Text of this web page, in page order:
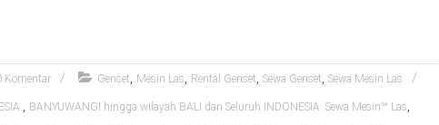
Komentar Genset, Mesin Las, Rental Genset, Sewa Genset, Sewa Mesin Las
, BANYUWANGI hingga wilayah BALI dan Seluruh INDONESIA. Sewa Mesin℠ Las,